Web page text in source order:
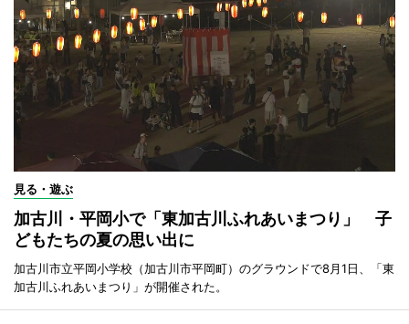
見る・遊ぶ
加古川・平岡小で「東加古川ふれあいまつり」 子
どもたちの夏の思い出に
加古川市立平岡小学校（加古川市平岡町）のグラウンドで8月1日、「東
加古川ふれあいまつり」が開催された。